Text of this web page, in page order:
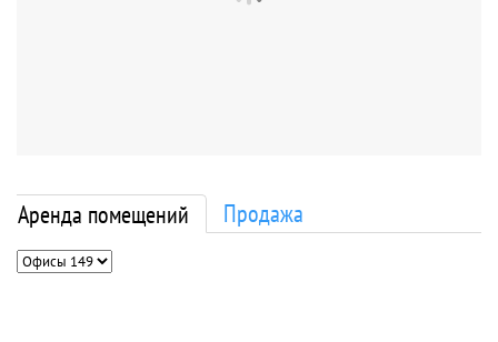
Аренда помещений Продажа